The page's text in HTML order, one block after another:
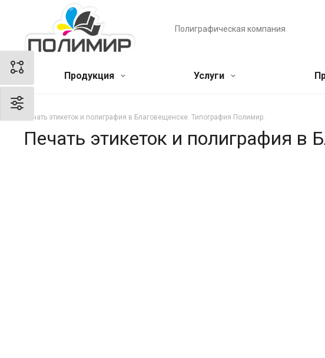
Полиграфическая компания
Продукция Услуги
Печать этикеток и полиграфия в Благовещенске. Типография Полимир.
Печать этикеток и полиграфия в